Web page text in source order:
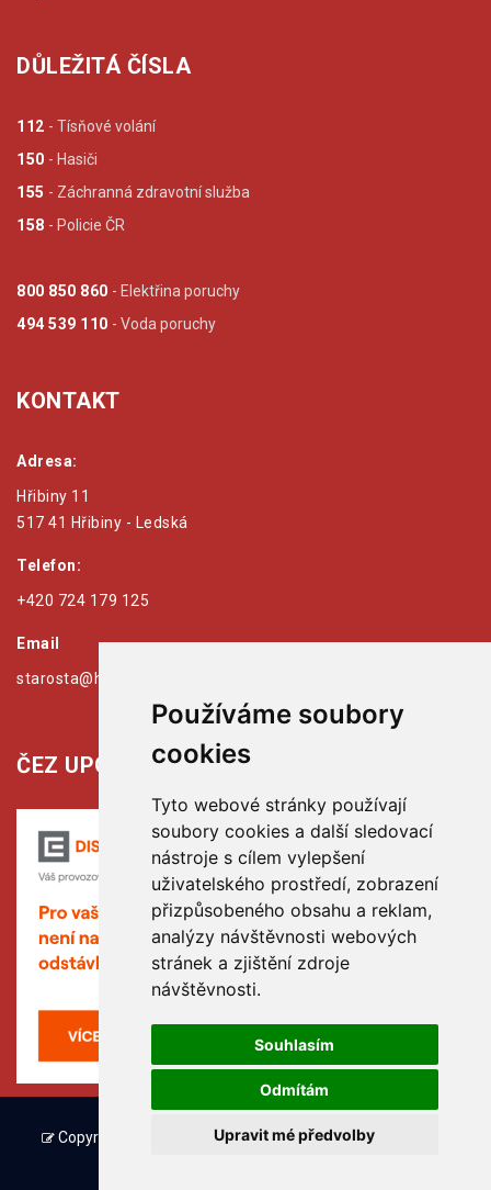
Používáme soubory
cookies
Tyto webové stránky používají
soubory cookies a další sledovací
nástroje s cílem vylepšení
uživatelského prostředí, zobrazení
přizpůsobeného obsahu a reklam,
analýzy návštěvnosti webových
stránek a zjištění zdroje
návštěvnosti.
Souhlasím
Odmítám
Upravit mé předvolby
DŮLEŽITÁ ČÍSLA
112 - Tísňové volání
150 - Hasiči
155 - Záchranná zdravotní služba
158 - Policie ČR
800 850 860 - Elektřina poruchy
494 539 110 - Voda poruchy
KONTAKT
Adresa:
Hřibiny 11
517 41 Hřibiny - Ledská
Telefon:
+420 724 179 125
Email
starosta@hribiny-ledska.cz
ČEZ UPOZORŇUJE:
Copyright © www.hribiny-ledska.cz, created by TH SOFT .